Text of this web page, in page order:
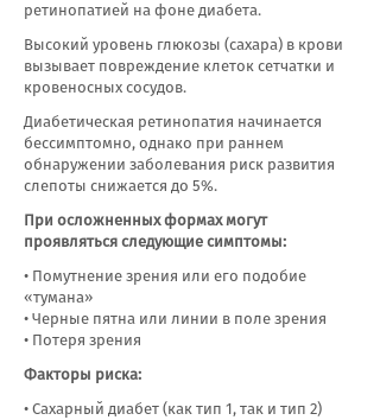
ретинопатией на фоне диабета.
Высокий уровень глюкозы (сахара) в крови
вызывает повреждение клеток сетчатки и
кровеносных сосудов.
Диабетическая ретинопатия начинается
бессимптомно, однако при раннем
обнаружении заболевания риск развития
слепоты снижается до 5%.
При осложненных формах могут
проявляться следующие симптомы:
• Помутнение зрения или его подобие
«тумана»
• Черные пятна или линии в поле зрения
• Потеря зрения
Факторы риска:
• Сахарный диабет (как тип 1, так и тип 2)